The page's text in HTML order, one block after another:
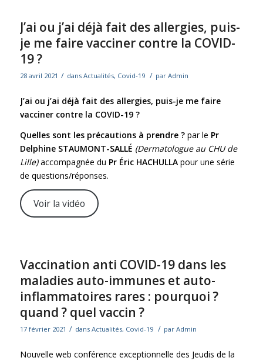
J’ai ou j’ai déjà fait des allergies, puis-
je me faire vacciner contre la COVID-
19 ?
28 avril 2021 / dans Actualités, Covid-19 / par Admin
J’ai ou j’ai déjà fait des allergies, puis-je me faire
vacciner contre la COVID-19 ?
Quelles sont les précautions à prendre ? par le Pr
Delphine STAUMONT-SALLÉ (Dermatologue au CHU de
Lille)accompagnée du Pr Éric HACHULLApour une série
de questions/réponses.
Voir la vidéo
Vaccination anti COVID-19 dans les
maladies auto-immunes et auto-
inflammatoires rares : pourquoi ?
quand ? quel vaccin ?
17 février 2021 / dans Actualités, Covid-19 / par Admin
Nouvelle web conférence exceptionnelle des Jeudis de la